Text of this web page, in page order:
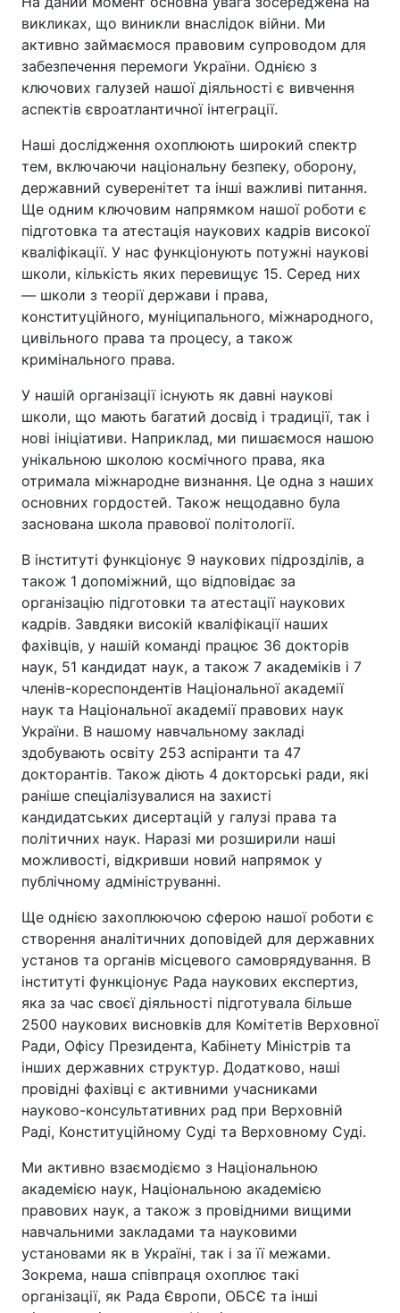
викликах, що виникли внаслідок війни. Ми
активно займаємося правовим супроводом для
забезпечення перемоги України. Однією з
ключових галузей нашої діяльності є вивчення
аспектів євроатлантичної інтеграції.
Наші дослідження охоплюють широкий спектр
тем, включаючи національну безпеку, оборону,
державний суверенітет та інші важливі питання.
Ще одним ключовим напрямком нашої роботи є
підготовка та атестація наукових кадрів високої
кваліфікації. У нас функціонують потужні наукові
школи, кількість яких перевищує 15. Серед них
— школи з теорії держави і права,
конституційного, муніципального, міжнародного,
цивільного права та процесу, а також
кримінального права.
У нашій організації існують як давні наукові
школи, що мають багатий досвід і традиції, так і
нові ініціативи. Наприклад, ми пишаємося нашою
унікальною школою космічного права, яка
отримала міжнародне визнання. Це одна з наших
основних гордостей. Також нещодавно була
заснована школа правової політології.
В інституті функціонує 9 наукових підрозділів, а
також 1 допоміжний, що відповідає за
організацію підготовки та атестації наукових
кадрів. Завдяки високій кваліфікації наших
фахівців, у нашій команді працює 36 докторів
наук, 51 кандидат наук, а також 7 академіків і 7
членів-кореспондентів Національної академії
наук та Національної академії правових наук
України. В нашому навчальному закладі
здобувають освіту 253 аспіранти та 47
докторантів. Також діють 4 докторські ради, які
раніше спеціалізувалися на захисті
кандидатських дисертацій у галузі права та
політичних наук. Наразі ми розширили наші
можливості, відкривши новий напрямок у
публічному адмініструванні.
Ще однією захоплюючою сферою нашої роботи є
створення аналітичних доповідей для державних
установ та органів місцевого самоврядування. В
інституті функціонує Рада наукових експертиз,
яка за час своєї діяльності підготувала більше
2500 наукових висновків для Комітетів Верховної
Ради, Офісу Президента, Кабінету Міністрів та
інших державних структур. Додатково, наші
провідні фахівці є активними учасниками
науково-консультативних рад при Верховній
Раді, Конституційному Суді та Верховному Суді.
Ми активно взаємодіємо з Національною
академією наук, Національною академією
правових наук, а також з провідними вищими
навчальними закладами та науковими
установами як в Україні, так і за її межами.
Зокрема, наша співпраця охоплює такі
організації, як Рада Європи, ОБСЄ та інші